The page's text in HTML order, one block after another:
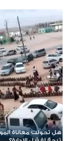
الطوارئ اليمنية